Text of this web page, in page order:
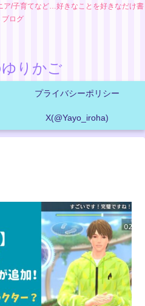
ア/子育てなど…好きなことを好きなだけ書
ブログ
りかご
プライバシーポリシー
X(@Yayo_iroha)